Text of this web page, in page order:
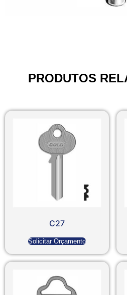
PRODUTOS
C27
Solicitar Orçamento